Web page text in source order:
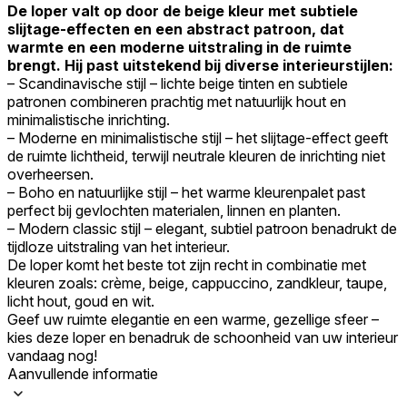
De loper valt op door de beige kleur met subtiele
slijtage-effecten en een abstract patroon, dat
warmte en een moderne uitstraling in de ruimte
brengt. Hij past uitstekend bij diverse interieurstijlen:
– Scandinavische stijl – lichte beige tinten en subtiele
patronen combineren prachtig met natuurlijk hout en
minimalistische inrichting.
– Moderne en minimalistische stijl – het slijtage-effect geeft
de ruimte lichtheid, terwijl neutrale kleuren de inrichting niet
overheersen.
– Boho en natuurlijke stijl – het warme kleurenpalet past
perfect bij gevlochten materialen, linnen en planten.
– Modern classic stijl – elegant, subtiel patroon benadrukt de
tijdloze uitstraling van het interieur.
De loper komt het beste tot zijn recht in combinatie met
kleuren zoals: crème, beige, cappuccino, zandkleur, taupe,
licht hout, goud en wit.
Geef uw ruimte elegantie en een warme, gezellige sfeer –
kies deze loper en benadruk de schoonheid van uw interieur
vandaag nog!
Aanvullende informatie